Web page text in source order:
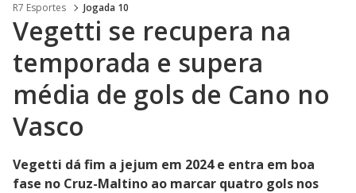
R7 Esportes Jogada 10
Vegetti se recupera na
temporada e supera
média de gols de Cano no
Vasco
Vegetti dá fim a jejum em 2024 e entra em boa
fase no Cruz-Maltino ao marcar quatro gols nos